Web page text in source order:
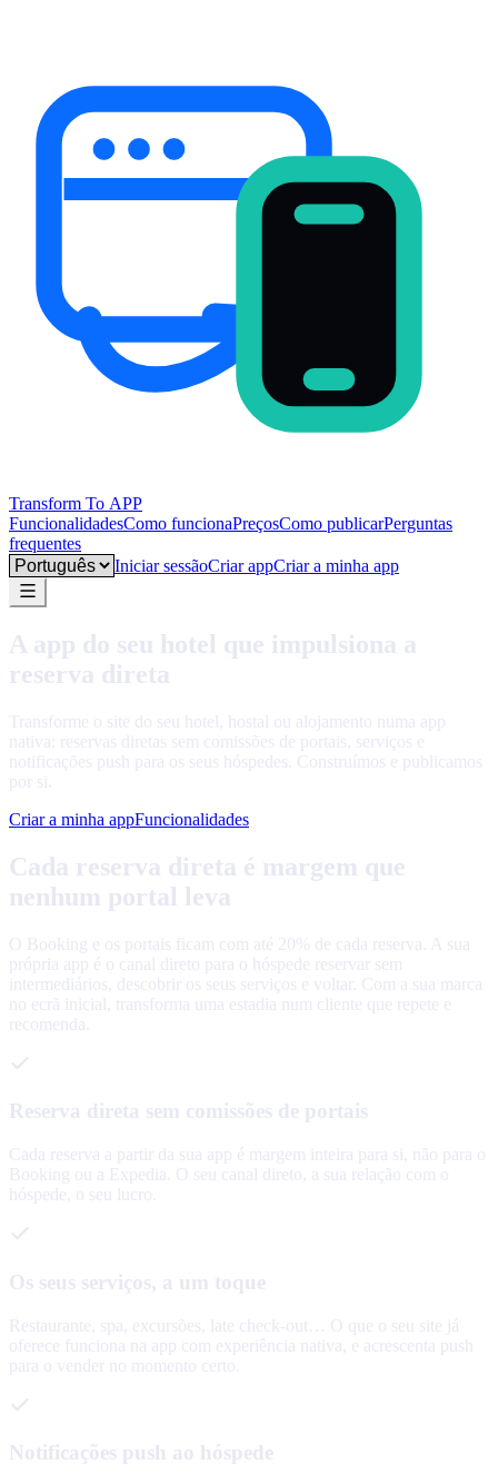
Transform To APP
FuncionalidadesComo funcionaPreçosComo publicarPerguntas
frequentes
Language
Iniciar sessãoCriar appCriar a minha app
A app do seu hotel que impulsiona a
reserva direta
Transforme o site do seu hotel, hostal ou alojamento numa app
nativa: reservas diretas sem comissões de portais, serviços e
notificações push para os seus hóspedes. Construímos e publicamos
por si.
Criar a minha appFuncionalidades
Cada reserva direta é margem que
nenhum portal leva
O Booking e os portais ficam com até 20% de cada reserva. A sua
própria app é o canal direto para o hóspede reservar sem
intermediários, descobrir os seus serviços e voltar. Com a sua marca
no ecrã inicial, transforma uma estadia num cliente que repete e
recomenda.
Reserva direta sem comissões de portais
Cada reserva a partir da sua app é margem inteira para si, não para o
Booking ou a Expedia. O seu canal direto, a sua relação com o
hóspede, o seu lucro.
Os seus serviços, a um toque
Restaurante, spa, excursões, late check-out… O que o seu site já
oferece funciona na app com experiência nativa, e acrescenta push
para o vender no momento certo.
Notificações push ao hóspede